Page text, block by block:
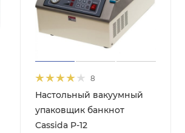
8
Настольный вакуумный
упаковщик банкнот
Cassida P-12